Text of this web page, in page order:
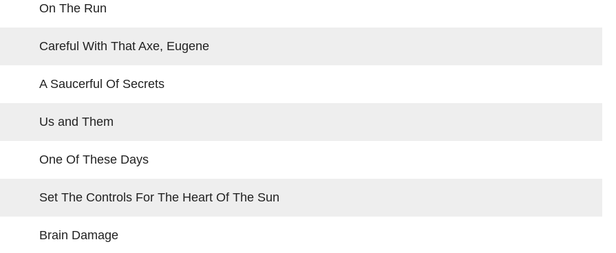
On The Run
Careful With That Axe, Eugene
A Saucerful Of Secrets
Us and Them
One Of These Days
Set The Controls For The Heart Of The Sun
Brain Damage